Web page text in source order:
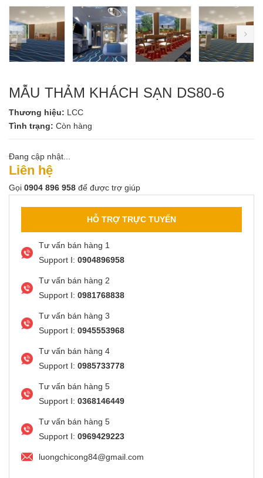
prev
MẪU THẢM KHÁCH SẠN DS80-6
Thương hiệu: LCC
Tình trạng: Còn hàng
Đang cập nhật...
Liên hệ
Gọi 0904 896 958 để được trợ giúp
HỖ TRỢ TRỰC TUYẾN
Tư vấn bán hàng 1
Support I: 0904896958
Tư vấn bán hàng 2
Support I: 0981768838
Tư vấn bán hàng 3
Support I: 0945553968
Tư vấn bán hàng 4
Support I: 0985733778
Tư vấn bán hàng 5
Support I: 0368146449
Tư vấn bán hàng 5
Support I: 0969429223
luongchicong84@gmail.com